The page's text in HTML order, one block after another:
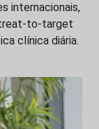
internacionais,
to-target
clínica diária.